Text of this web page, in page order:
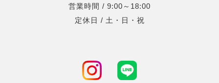
営業時間 / 9:00～18:00
定休日 / 土・日・祝